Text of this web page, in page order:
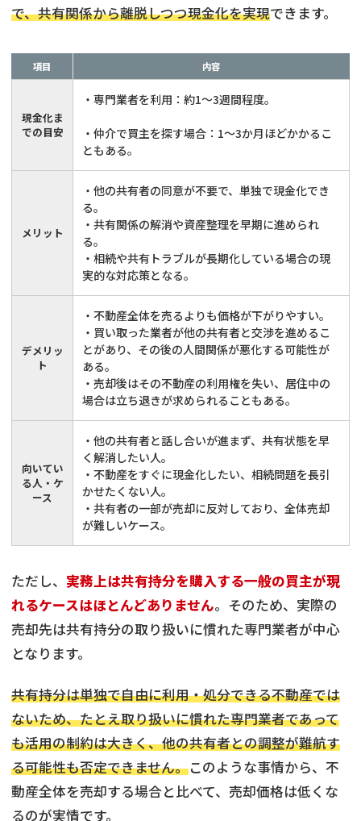
で、共有関係から離脱しつつ現金化を実現できます。
項目 内容
現金化ま
での目安
・専門業者を利用：約1〜3週間程度。
・仲介で買主を探す場合：1〜3か月ほどかかるこ
ともある。
メリット
・他の共有者の同意が不要で、単独で現金化でき
る。
・共有関係の解消や資産整理を早期に進められ
る。
・相続や共有トラブルが長期化している場合の現
実的な対応策となる。
デメリッ
ト
・不動産全体を売るよりも価格が下がりやすい。
・買い取った業者が他の共有者と交渉を進めるこ
とがあり、その後の人間関係が悪化する可能性が
ある。
・売却後はその不動産の利用権を失い、居住中の
場合は立ち退きが求められることもある。
向いてい
る人・ケ
ース
・他の共有者と話し合いが進まず、共有状態を早
く解消したい人。
・不動産をすぐに現金化したい、相続問題を長引
かせたくない人。
・共有者の一部が売却に反対しており、全体売却
が難しいケース。
ただし、 実務上は共有持分を購入する一般の買主が現
れるケースはほとんどありません。そのため、実際の
売却先は共有持分の取り扱いに慣れた専門業者が中心
となります。
共有持分は単独で自由に利用・処分できる不動産では
ないため、たとえ取り扱いに慣れた専門業者であって
も活用の制約は大きく、他の共有者との調整が難航す
る可能性も否定できません。このような事情から、不
動産全体を売却する場合と比べて、売却価格は低くな
るのが実情です。